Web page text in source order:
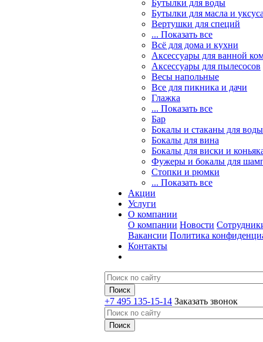
Бутылки для воды
Бутылки для масла и
Вертушки для специй
... Показать все
Всё для дома и кухни
Аксессуары для ванной
Аксессуары для пылесосов
Весы напольные
Все для пикника и дачи
Глажка
... Показать все
Бар
Бокалы и стаканы для воды
Бокалы для вина
Бокалы для виски и
Фужеры и бокалы для
Стопки и рюмки
... Показать все
Акции
Услуги
О компании
О компании Новости
Вакансии Политика
Контакты
+7 495 135-15-14 Заказать звонок